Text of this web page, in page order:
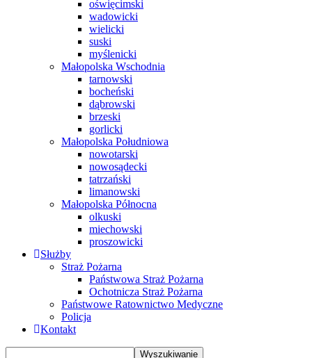
oświęcimski
wadowicki
wielicki
suski
myślenicki
Małopolska Wschodnia
tarnowski
bocheński
dąbrowski
brzeski
gorlicki
Małopolska Południowa
nowotarski
nowosądecki
tatrzański
limanowski
Małopolska Północna
olkuski
miechowski
proszowicki
Służby
Straż Pożarna
Państwowa Straż Pożarna
Ochotnicza Straż Pożarna
Państwowe Ratownictwo Medyczne
Policja
Kontakt